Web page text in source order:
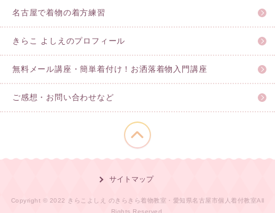
名古屋で着物の着方練習
きらこ よしえのプロフィール
無料メール講座・簡単着付け！お洒落着物入門講座
ご感想・お問い合わせなど
サイトマップ
Copyright © 2022 きらこよしえ のきらきら着物教室・愛知県名古屋市個人着付教室All
Rights Reserved.